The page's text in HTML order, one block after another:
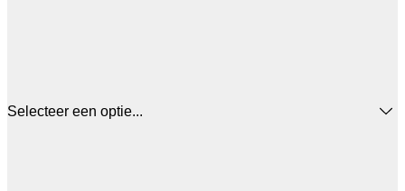
Selecteer een optie...